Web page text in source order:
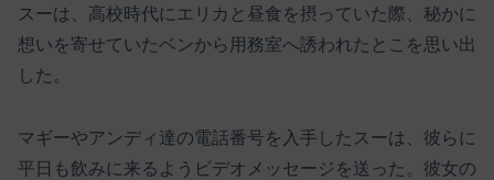
スーは、高校時代にエリカと昼食を摂っていた際、秘かに
想いを寄せていたベンから用務室へ誘われたとこを思い出
した。
マギーやアンディ達の電話番号を入手したスーは、彼らに
平日も飲みに来るようビデオメッセージを送った。彼女の